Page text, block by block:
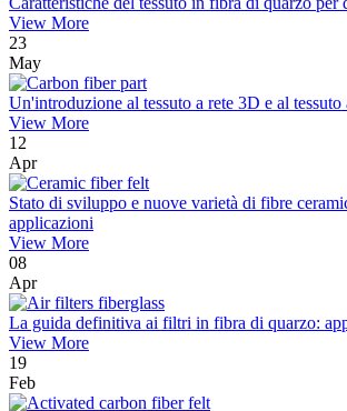
View More
23
May
Un'introduzione al tessuto a rete 3D e al
View More
12
Apr
Stato di sviluppo e nuove varietà di fibre
applicazioni
View More
08
Apr
La guida definitiva ai filtri in fibra di quarzo:
View More
19
Feb